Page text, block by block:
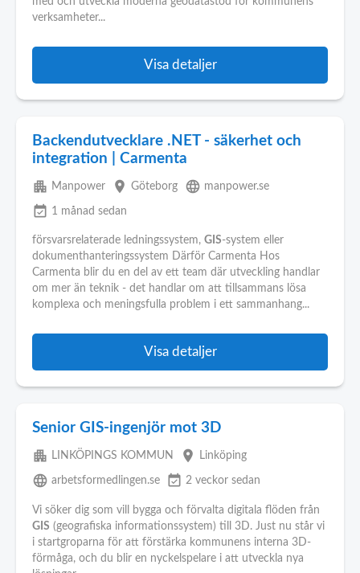
verksamheter...
Visa detaljer
Backendutvecklare .NET - säkerhet och
integration | Carmenta
apartment Manpower place Göteborg language manpower.se
event_available 1 månad sedan
försvarsrelaterade ledningssystem, GIS-system eller
dokumenthanteringssystem Därför Carmenta Hos
Carmenta blir du en del av ett team där utveckling handlar
om mer än teknik - det handlar om att tillsammans lösa
komplexa och meningsfulla problem i ett sammanhang...
Visa detaljer
Senior GIS-ingenjör mot 3D
apartment LINKÖPINGS KOMMUN place Linköping
language arbetsformedlingen.se event_available 2 veckor sedan
Vi söker dig som vill bygga och förvalta digitala flöden från
GIS (geografiska informationssystem) till 3D. Just nu står vi
i startgroparna för att förstärka kommunens interna 3D-
förmåga, och du blir en nyckelspelare i att utveckla nya